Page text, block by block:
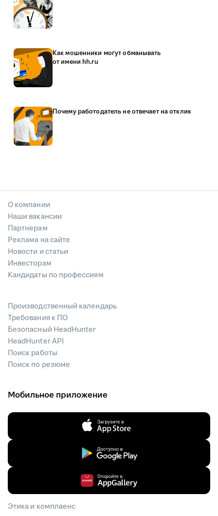
Как мошенники могут обманывать
от имени hh.ru
Почему работодатель не отвечает на отклик
О компании
Наши вакансии
Партнерам
Реклама на сайте
Новости и статьи
Инвесторам
Кандидаты по профессиям
Производственный календарь
Требования к ПО
Безопасный HeadHunter
HeadHunter API
Поиск работы
Поиск по резюме
Мобильное приложение
Этика и комплаенс